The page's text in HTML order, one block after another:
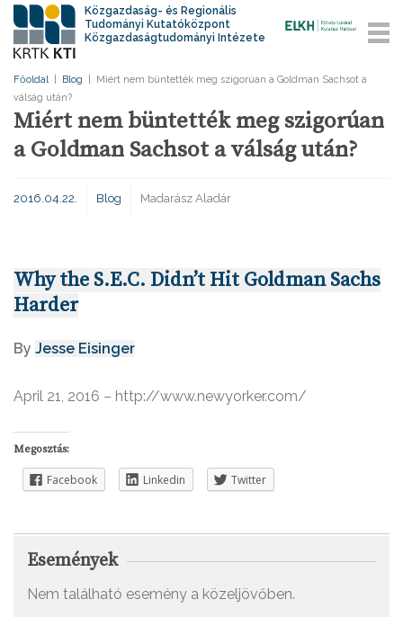
Közgazdaság- és Regionális
Tudományi Kutatóközpont
Közgazdaságtudományi Intézete
Főoldal Blog
Miért nem büntették meg szigorúan a Goldman Sachsot a
válság után?
Miért nem büntették meg szigorúan
a Goldman Sachsot a válság után?
2016.04.22. Blog Madarász Aladár
Why the S.E.C. Didn’t Hit Goldman Sachs
Harder
By Jesse Eisinger
April 21, 2016 – http://www.newyorker.com/
Megosztás:
Facebook Linkedin Twitter
Események
Nem található esemény a közeljövőben.